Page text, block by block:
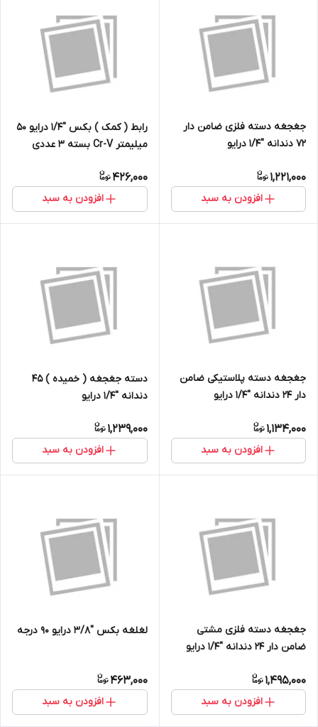
جغجغه دسته فلزی ضامن دار
72 دندانه ''1/4 درایو
1,221,000
افزودن به سبد
رابط ( کمک ) بکس ''1/4 درایو 50
میلیمتر Cr-V بسته 3 عددی
426,000
افزودن به سبد
جغجغه دسته پلاستیکی ضامن
دار 24 دندانه ''1/4 درایو
1,134,000
افزودن به سبد
دسته جغجغه ( خمیده ) 45
دندانه ''1/4 درایو
1,239,000
افزودن به سبد
جغجغه دسته فلزی مشتی
ضامن دار 24 دندانه ''1/4 درایو
1,495,000
افزودن به سبد
لغلغه بکس ''3/8 درایو 90 درجه
463,000
افزودن به سبد